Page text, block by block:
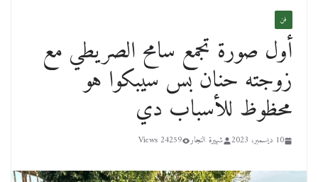
فن
أول صورة تجمع سامح الصريطي مع
زوجته حنان بس سيبكوا هو
محظوظ للأسباب دي
10 ديسمبر، 2023 شهيرة النجار 24259 Views